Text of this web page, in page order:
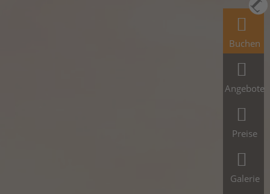
Buchen
Angebote
Preise
Galerie